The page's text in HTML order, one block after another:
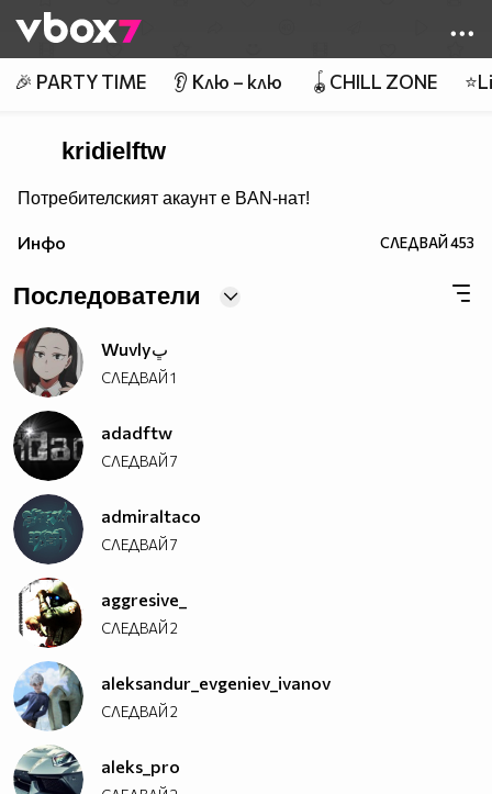
👾
🎉 PARTY TIME 👂 Клю – клю 🪀CHILL ZONE
kridielftw
Потребителският акаунт е BAN-нат!
Инфо СЛЕДВАЙ453
Последователи
Wuvlyڀ
СЛЕДВАЙ1
adadftw
СЛЕДВАЙ7
admiraltaco
СЛЕДВАЙ7
aggresive_
СЛЕДВАЙ2
aleksandur_evgeniev_ivanov
СЛЕДВАЙ2
aleks_pro